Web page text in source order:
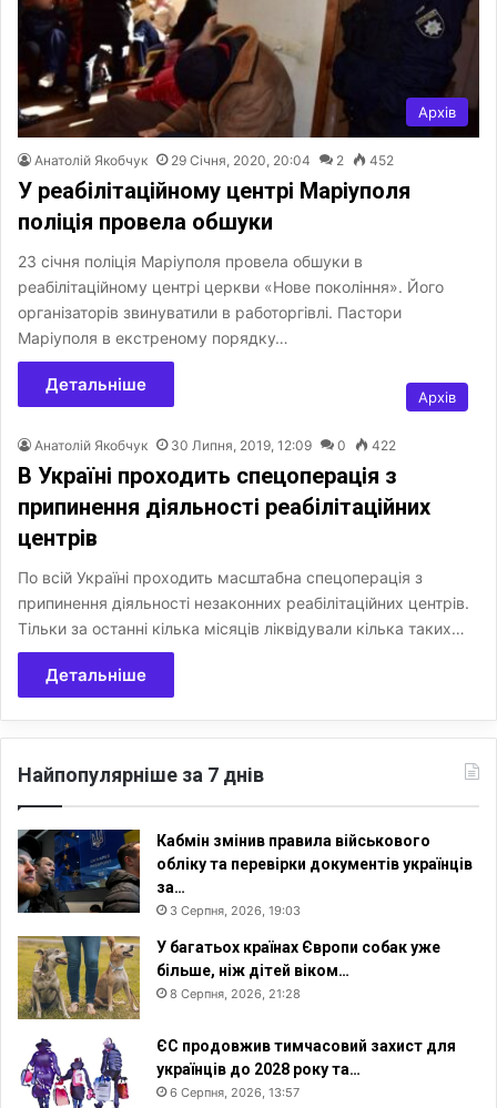
Архів
Анатолій Якобчук 29 Січня, 2020, 20:04 2 452
У реабілітаційному центрі Маріуполя
поліція провела обшуки
23 січня поліція Маріуполя провела обшуки в
реабілітаційному центрі церкви «Нове покоління». Його
організаторів звинуватили в работоргівлі. Пастори
Маріуполя в екстреному порядку…
Детальніше
Архів
Анатолій Якобчук 30 Липня, 2019, 12:09 0 422
В Україні проходить спецоперація з
припинення діяльності реабілітаційних
центрів
По всій Україні проходить масштабна спецоперація з
припинення діяльності незаконних реабілітаційних центрів.
Тільки за останні кілька місяців ліквідували кілька таких…
Детальніше
Найпопулярніше за 7 днів
Кабмін змінив правила військового
обліку та перевірки документів українців
за…
3 Серпня, 2026, 19:03
У багатьох країнах Європи собак уже
більше, ніж дітей віком…
8 Серпня, 2026, 21:28
ЄС продовжив тимчасовий захист для
українців до 2028 року та…
6 Серпня, 2026, 13:57